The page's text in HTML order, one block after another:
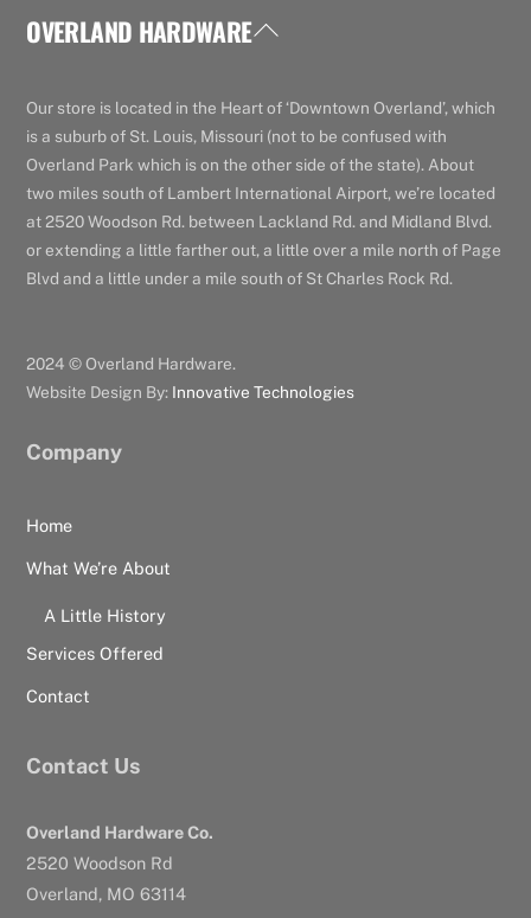
Back
OVERLAND HARDWARE
Our store is located in the Heart of ‘Downtown Overland’, which
is a suburb of St. Louis, Missouri (not to be confused with
Overland Park which is on the other side of the state). About
two miles south of Lambert International Airport, we’re located
at 2520 Woodson Rd. between Lackland Rd. and Midland Blvd.
or extending a little farther out, a little over a mile north of Page
Blvd and a little under a mile south of St Charles Rock Rd.
2024 © Overland Hardware.
Website Design By: Innovative Technologies
Company
Home
What We’re About
A Little History
Services Offered
Contact
Contact Us
Overland Hardware Co.
2520 Woodson Rd
Overland, MO 63114